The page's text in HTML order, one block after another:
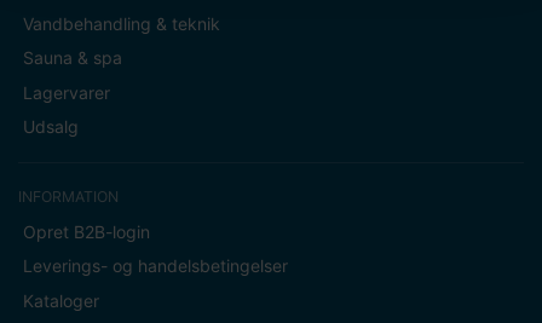
Vandbehandling & teknik
Sauna & spa
Lagervarer
Udsalg
INFORMATION
Opret B2B-login
Leverings- og handelsbetingelser
Kataloger